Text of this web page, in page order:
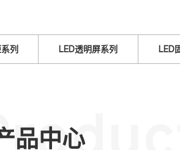
列 LED透明屏系列 LED
品中心